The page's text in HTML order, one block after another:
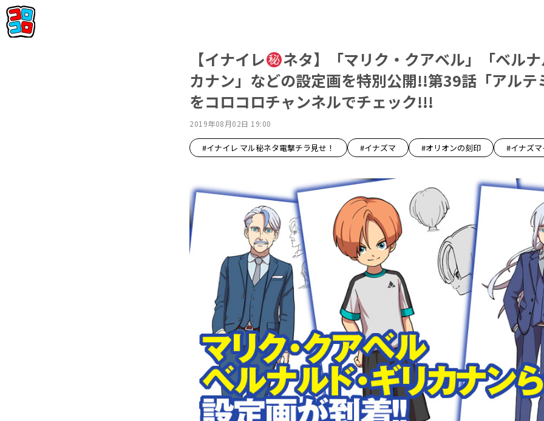
【イナイレ
ネタ】「マリク・クアベル」「ベル
カナン」などの設定画を特別公開!!第39話「アルテ
をコロコロチャンネルでチェック!!!
2019年08月02日 19:00
#イナイレ マル秘ネタ電撃チラ見せ！ #イナズマ #オリオンの刻印 #イナズ